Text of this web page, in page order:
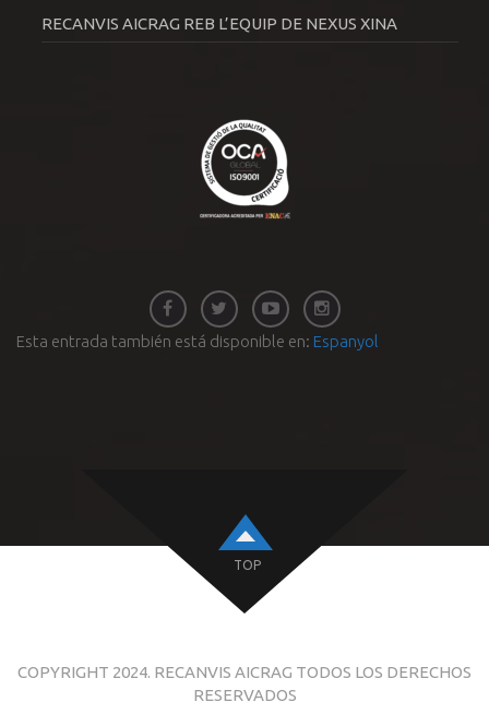
RECANVIS AICRAG REB L’EQUIP DE NEXUS XINA
Esta entrada también está disponible en: Espanyol
TOP
COPYRIGHT 2024. RECANVIS AICRAG TODOS LOS DERECHOS
RESERVADOS